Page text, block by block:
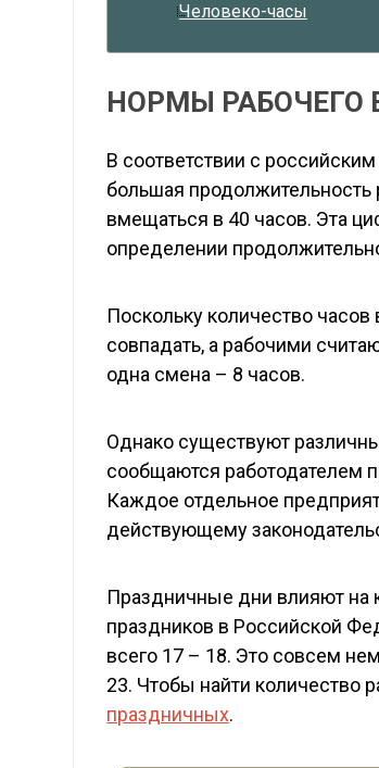
Человеко-часы
НОРМЫ РАБОЧЕГО
В соответствии с
большая
вмещаться в 40 часов. Эта
определении
Поскольку количество
совпадать, а рабочими
одна смена – 8 часов.
Однако существуют
сообщаются работодателем
Каждое отдельное
действующему
Праздничные дни влияют на
праздников в Российской
всего 17 – 18. Это совсем
23. Чтобы найти количество
праздничных.